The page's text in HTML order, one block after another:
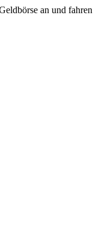
an und fahren